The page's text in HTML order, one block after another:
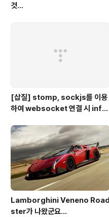
것...
[삽질] stomp, sockjs를 이용
하여 websocket 연결 시 info
Lamborghini Veneno Road
ster가 나왔군요...